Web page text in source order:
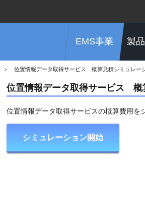
EMS事業 製
＞ 位置情報データ取得サービス 概算見積シミュレー
位置情報データ取得サービス 概
位置情報データ取得サービスの概算費用を
シミュレーション開始